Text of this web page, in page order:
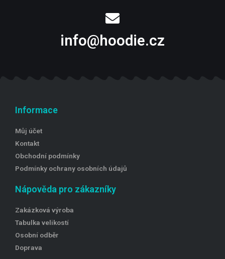
info@hoodie.cz
Informace
Můj účet
Kontakt
Obchodní podmínky
Podmínky ochrany osobních údajů
Nápověda pro zákazníky
Zakázková výroba
Tabulka velikostí
Osobní odběr
Doprava